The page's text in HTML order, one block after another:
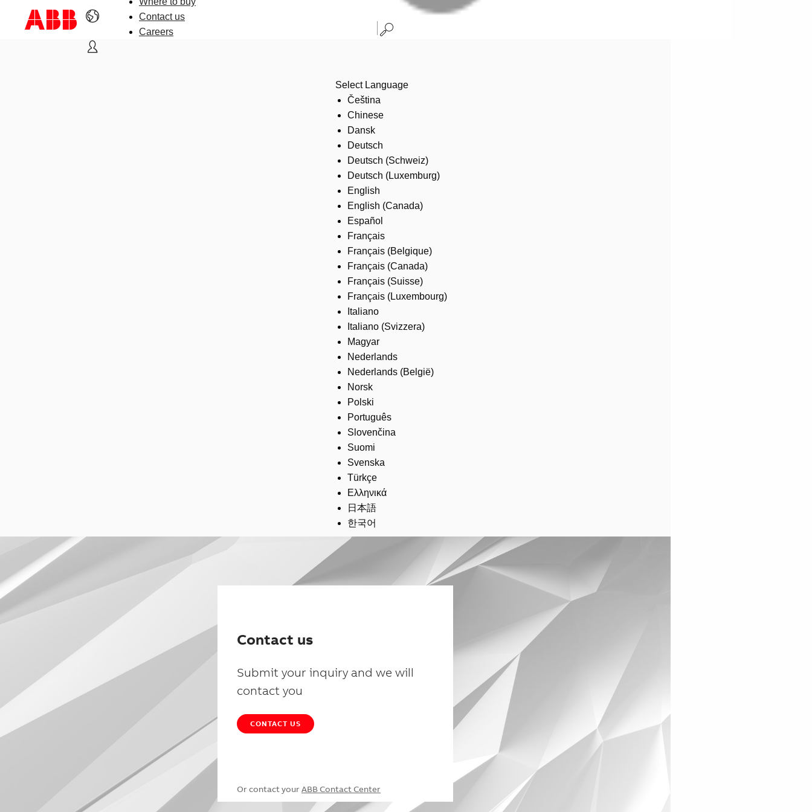
Contact us
Careers
Select Language
Čeština
Chinese
Dansk
Deutsch
Deutsch (Schweiz)
Deutsch (Luxemburg)
English
English (Canada)
Español
Français
Français (Belgique)
Français (Canada)
Français (Suisse)
Français (Luxembourg)
Italiano
Italiano (Svizzera)
Magyar
Nederlands
Nederlands (België)
Norsk
Polski
Português
Slovenčina
Suomi
Svenska
Türkçe
Ελληνικά
日本語
한국어
Contact us
Submit your inquiry and we will
contact you
CONTACT US
Or contact your ABB Contact Center